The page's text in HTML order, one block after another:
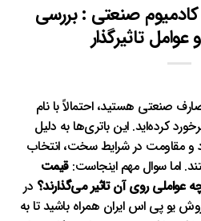
صنعتی : بررسی
تاثیرگذار
صنعتی هستید، احتمالاً با نام
کرده‌اید. این باتری‌ها به دلیل
و مقاومت در شرایط سخت، انتخاب
اما سوال مهم اینجاست:قیمت
عواملی روی آن تاثیر می‌گذارند؟ در
یو پی اس ایران همراه باشید تا به